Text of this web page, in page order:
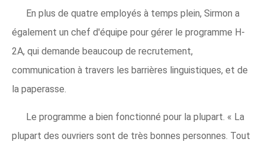
En plus de quatre employés à temps plein, Sirmon a
également un chef d'équipe pour gérer le programme H-
2A, qui demande beaucoup de recrutement,
communication à travers les barrières linguistiques, et de
la paperasse.
Le programme a bien fonctionné pour la plupart. « La
plupart des ouvriers sont de très bonnes personnes. Tout